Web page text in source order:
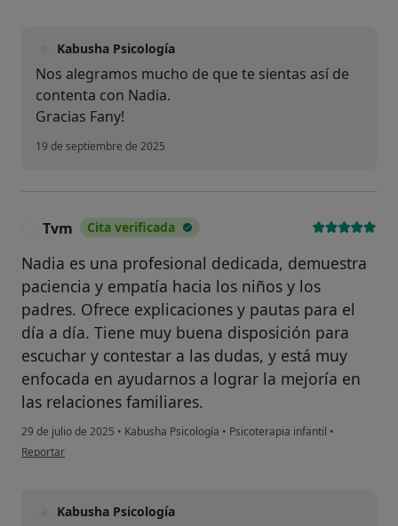
Kabusha Psicología
Nos alegramos mucho de que te sientas así de
contenta con Nadia.
Gracias Fany!
19 de septiembre de 2025
Tvm Cita verificada
Nadia es una profesional dedicada, demuestra
paciencia y empatía hacia los niños y los
padres. Ofrece explicaciones y pautas para el
día a día. Tiene muy buena disposición para
escuchar y contestar a las dudas, y está muy
enfocada en ayudarnos a lograr la mejoría en
las relaciones familiares.
29 de julio de 2025 • Kabusha Psicología • Psicoterapia infantil •
en opinión del usuario Tvm
Reportar
Kabusha Psicología